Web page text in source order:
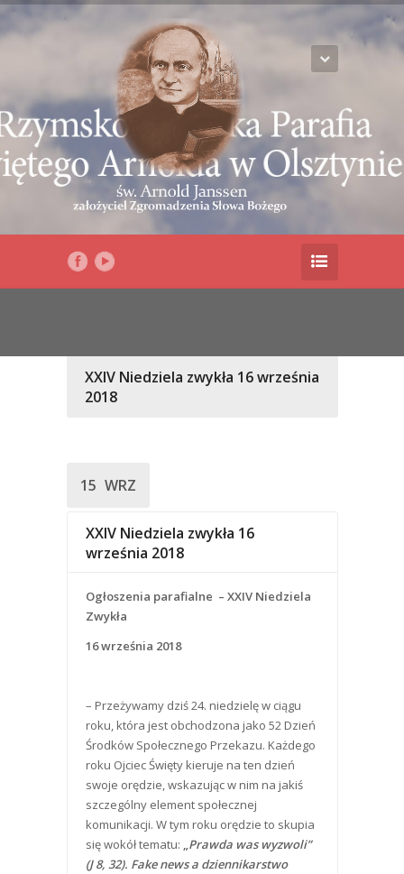
XXIV Niedziela zwykła 16 września
2018
15 WRZ
XXIV Niedziela zwykła 16
września 2018
Ogłoszenia parafialne – XXIV Niedziela
Zwykła
16 września 2018
– Przeżywamy dziś 24. niedzielę w ciągu
roku, która jest obchodzona jako 52 Dzień
Środków Społecznego Przekazu. Każdego
roku Ojciec Święty kieruje na ten dzień
swoje orędzie, wskazując w nim na jakiś
szczególny element społecznej
komunikacji. W tym roku orędzie to skupia
się wokół tematu: „Prawda was wyzwoli”
(J 8, 32). Fake news a dziennikarstwo